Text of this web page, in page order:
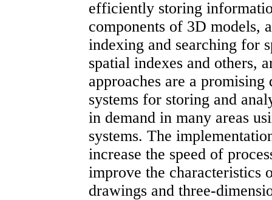
efficiently storing
components of 3D models,
indexing and searching for
spatial indexes and others,
approaches are a
systems for storing and
in demand in many areas
systems. The
increase the speed of
improve the characteristics
drawings and three-